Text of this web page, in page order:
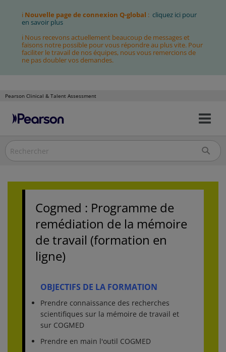
ℹ Nouvelle page de connexion Q-global : cliquez ici pour
en savoir plus
ℹ Nous recevons actuellement beaucoup de messages et
faisons notre possible pour vous répondre au plus vite. Pour
faciliter le travail de nos équipes, nous vous remercions de
ne pas doubler vos demandes.
Pearson Clinical & Talent Assessment
Allez
contenu
Cogmed : Programme de
remédiation de la mémoire
de travail (formation en
ligne)
OBJECTIFS DE LA FORMATION
Prendre connaissance des recherches
scientifiques sur la mémoire de travail et
sur COGMED
Prendre en main l'outil COGMED